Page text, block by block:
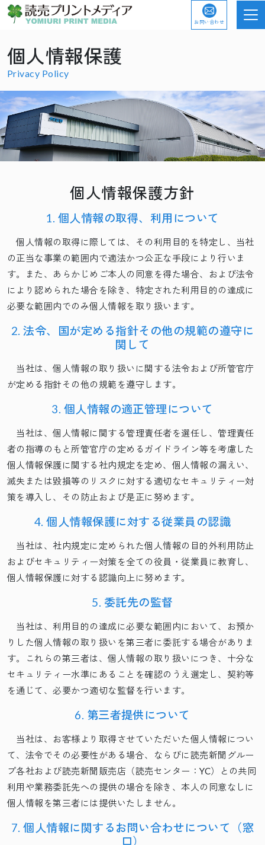
お問い合わせ
個人情報保護
Privacy Policy
個人情報保護方針
1. 個人情報の取得、利用について
個人情報の取得に際しては、その利用目的を特定し、当社
の正当な事業の範囲内で適法かつ公正な手段により行いま
す。また、あらかじめご本人の同意を得た場合、および法令
により認められた場合を除き、特定された利用目的の達成に
必要な範囲内でのみ個人情報を取り扱います。
2. 法令、国が定める指針その他の規範の遵守に
関して
当社は、個人情報の取り扱いに関する法令および所管官庁
が定める指針その他の規範を遵守します。
3. 個人情報の適正管理について
当社は、個人情報に関する管理責任者を選任し、管理責任
者の指導のもと所管官庁の定めるガイドライン等を考慮した
個人情報保護に関する社内規定を定め、個人情報の漏えい、
滅失または毀損等のリスクに対する適切なセキュリティー対
策を導入し、その防止および是正に努めます。
4. 個人情報保護に対する従業員の認識
当社は、社内規定に定められた個人情報の目的外利用防止
およびセキュリティー対策を全ての役員・従業員に教育し、
個人情報保護に対する認識向上に努めます。
5. 委託先の監督
当社は、利用目的の達成に必要な範囲内において、お預か
りした個人情報の取り扱いを第三者に委託する場合がありま
す。これらの第三者は、個人情報の取り扱いにつき、十分な
セキュリティー水準にあることを確認のうえ選定し、契約等
を通じて、必要かつ適切な監督を行います。
6. 第三者提供について
当社は、お客様より取得させていただいた個人情報につい
て、法令でその必要性がある場合、ならびに読売新聞グルー
プ各社および読売新聞販売店（読売センター：YC）との共同
利用や業務委託先への提供の場合を除き、本人の同意なしに
個人情報を第三者には提供いたしません。
7. 個人情報に関するお問い合わせについて（窓
口）